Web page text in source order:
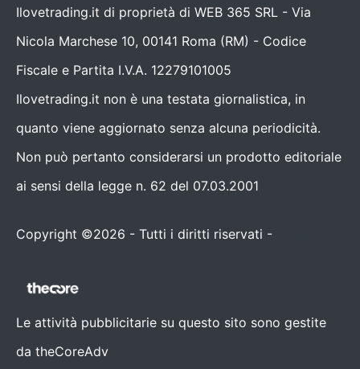
Ilovetrading.it di proprietà di WEB 365 SRL - Via
Nicola Marchese 10, 00141 Roma (RM) - Codice
Fiscale e Partita I.V.A. 12279101005
Ilovetrading.it non è una testata giornalistica, in
quanto viene aggiornato senza alcuna periodicità.
Non può pertanto considerarsi un prodotto editoriale
ai sensi della legge n. 62 del 07.03.2001
Copyright ©2026 - Tutti i diritti riservati -
Le attività pubblicitarie su questo sito sono gestite
da theCoreAdv